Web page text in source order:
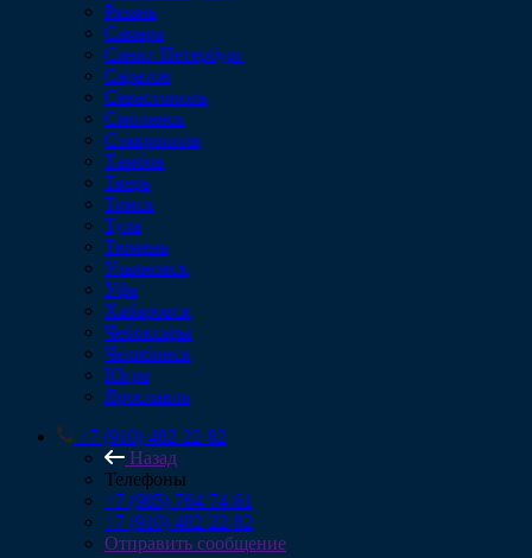
Рязань
Самара
Санкт-Петербург
Саратов
Севастополь
Смоленск
Ставрополь
Тамбов
Тверь
Томск
Тула
Тюмень
Ульяновск
Уфа
Хабаровск
Чебоксары
Челябинск
Югра
Ярославль
+7 (910) 482-22-82
Назад
Телефоны
+7 (985) 764-74-61
+7 (910) 482-22-82
Отправить сообщение